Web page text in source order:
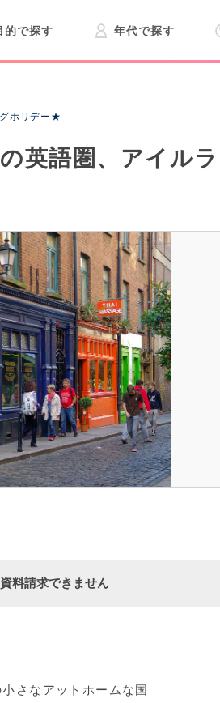
的で探す 年代で探す
ホリデー★
英語圏、アイル
料請求できません
さなアットホームな国